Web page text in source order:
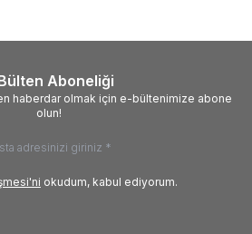
Aboneliği
haberdar olmak için e-bültenimize abone
olun!
okudum, kabul ediyorum.